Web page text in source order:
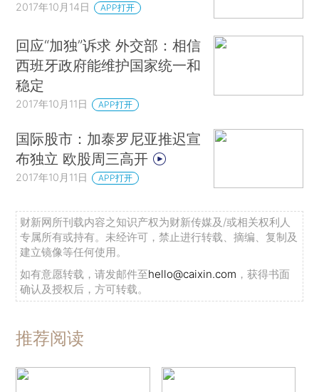
2017年10月14日 APP打开
回应“加独”诉求 外交部：相信
西班牙政府能维护国家统一和
稳定
2017年10月11日 APP打开
国际股市：加泰罗尼亚推迟宣
布独立 欧股周三高开
2017年10月11日 APP打开
财新网所刊载内容之知识产权为财新传媒及/或相关权利人
专属所有或持有。未经许可，禁止进行转载、摘编、复制及
建立镜像等任何使用。
如有意愿转载，请发邮件至hello@caixin.com ，获得书面
确认及授权后，方可转载。
推荐阅读